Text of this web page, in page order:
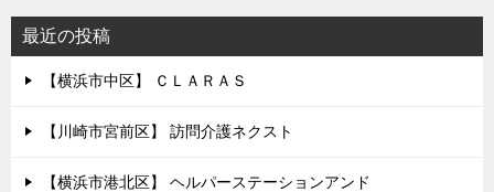
最近の投稿
【横浜市中区】 ＣＬＡＲＡＳ
【川崎市宮前区】 訪問介護ネクスト
【横浜市港北区】 ヘルパーステーションアンド